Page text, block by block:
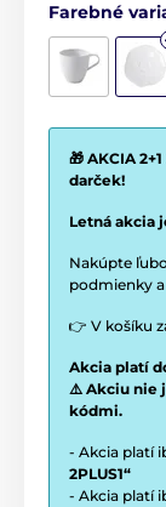
Farebné
🎁 AKCIA
darček!
Letná akcia
Nakúpte
podmienky
👉 V košíku
Akcia platí
⚠️ Akciu nie
kódmi.
- Akcia platí
2PLUS1“
- Akcia platí